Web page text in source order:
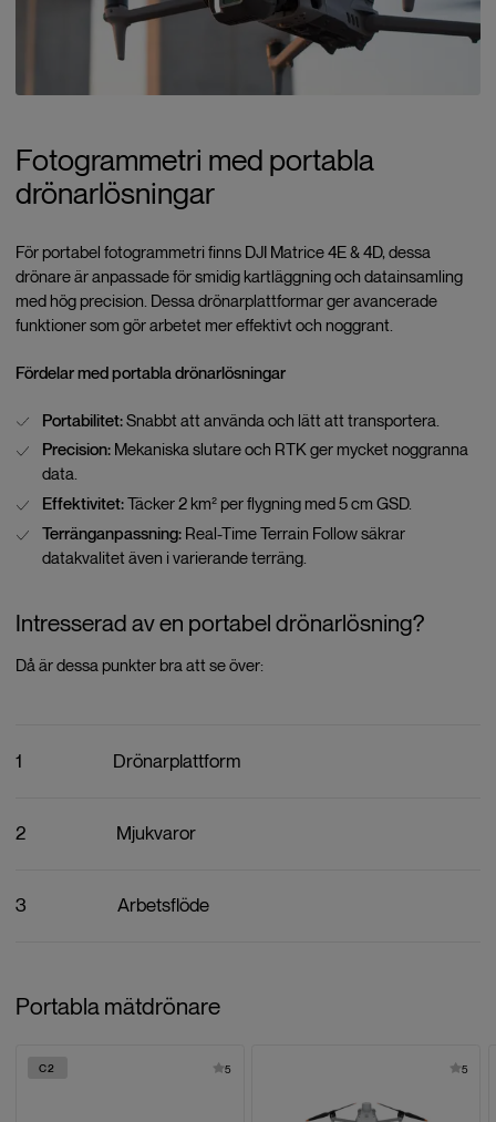
Fotogrammetri med portabla
drönarlösningar
För portabel fotogrammetri finns DJI Matrice 4E & 4D, dessa
drönare är anpassade för smidig kartläggning och datainsamling
med hög precision. Dessa drönarplattformar ger avancerade
funktioner som gör arbetet mer effektivt och noggrant.
Fördelar med portabla drönarlösningar
Portabilitet:Snabbt att använda och lätt att transportera.
Precision:Mekaniska slutare och RTK ger mycket noggranna
data.
Effektivitet:Täcker 2 km² per flygning med 5 cm GSD.
Terränganpassning:Real-Time Terrain Follow säkrar
datakvalitet även i varierande terräng.
Intresserad av en portabel drönarlösning?
Då är dessa punkter bra att se över:
1 Drönarplattform
2 Mjukvaror
3 Arbetsflöde
Portabla mätdrönare
5
C2 5